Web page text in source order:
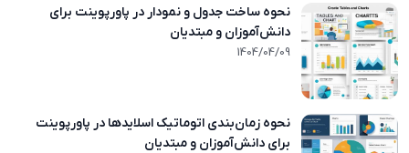
نحوه ساخت جدول و نمودار در پاورپوینت برای
دانش‌آموزان و مبتدیان
1404/01/31
1404/04/09
نحوه زمان‌بندی اتوماتیک اسلایدها در پاورپوینت
برای دانش‌آموزان و مبتدیان